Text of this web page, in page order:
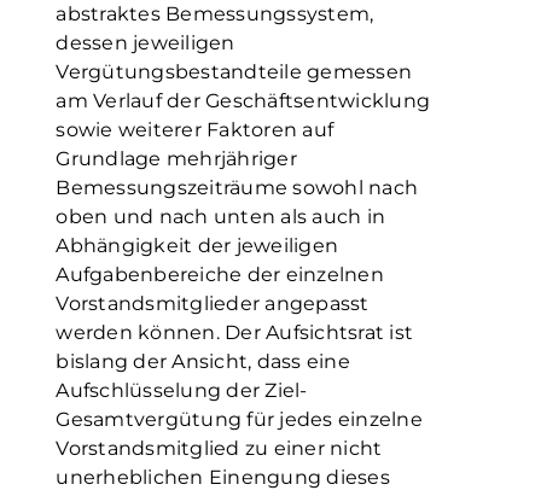
abstraktes Bemessungssystem,
dessen jeweiligen
Vergütungsbestandteile gemessen
am Verlauf der Geschäftsentwicklung
sowie weiterer Faktoren auf
Grundlage mehrjähriger
Bemessungszeiträume sowohl nach
oben und nach unten als auch in
Abhängigkeit der jeweiligen
Aufgabenbereiche der einzelnen
Vorstandsmitglieder angepasst
werden können. Der Aufsichtsrat ist
bislang der Ansicht, dass eine
Aufschlüsselung der Ziel-
Gesamtvergütung für jedes einzelne
Vorstandsmitglied zu einer nicht
unerheblichen Einengung dieses